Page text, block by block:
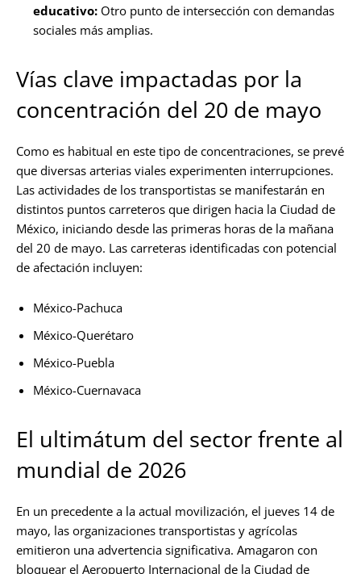
educativo: Otro punto de intersección con demandas
sociales más amplias.
Vías clave impactadas por la
concentración del 20 de mayo
Como es habitual en este tipo de concentraciones, se prevé
que diversas arterias viales experimenten interrupciones.
Las actividades de los transportistas se manifestarán en
distintos puntos carreteros que dirigen hacia la Ciudad de
México, iniciando desde las primeras horas de la mañana
del 20 de mayo. Las carreteras identificadas con potencial
de afectación incluyen:
México-Pachuca
México-Querétaro
México-Puebla
México-Cuernavaca
El ultimátum del sector frente al
mundial de 2026
En un precedente a la actual movilización, el jueves 14 de
mayo, las organizaciones transportistas y agrícolas
emitieron una advertencia significativa. Amagaron con
bloquear el Aeropuerto Internacional de la Ciudad de